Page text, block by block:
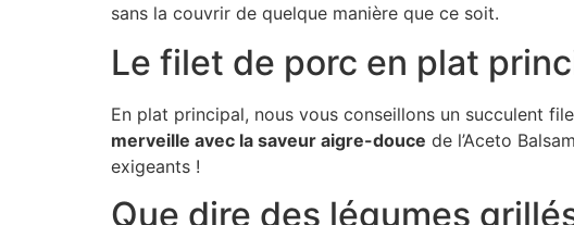
sans la couvrir de quelque manière que ce soit.
Le filet de porc en plat
En plat principal, nous vous conseillons un succulent
merveille avec la saveur aigre-douce de l’Aceto
exigeants !
Que dire des légumes